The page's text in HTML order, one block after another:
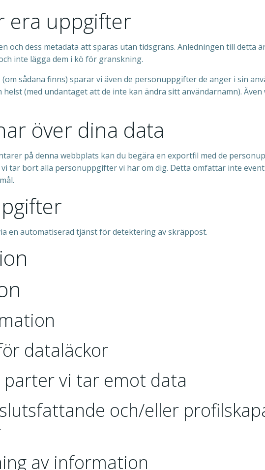
era uppgifter
och dess metadata att sparas utan tidsgräns. Anledningen till detta
inte lägga dem i kö för granskning.
sådana finns) sparar vi även de personuppgifter de anger i sin
(med undantaget att de inte kan ändra sitt användarnamn).
över dina data
på denna webbplats kan du begära en exportfil med de
tar bort alla personuppgifter vi har om dig. Detta omfattar inte
en automatiserad tjänst för detektering av skräppost.
dataläckor
vi tar emot data
och/eller
av information